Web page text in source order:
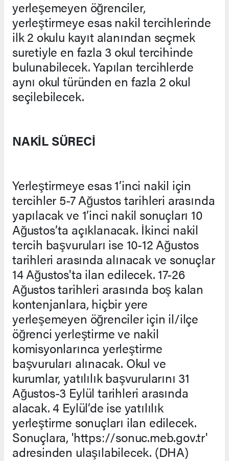
yerleşemeyen öğrenciler,
yerleştirmeye esas nakil tercihlerinde
ilk 2 okulu kayıt alanından seçmek
suretiyle en fazla 3 okul tercihinde
bulunabilecek. Yapılan tercihlerde
aynı okul türünden en fazla 2 okul
seçilebilecek.
NAKİL SÜRECİ
Yerleştirmeye esas 1’inci nakil için
tercihler 5-7 Ağustos tarihleri arasında
yapılacak ve 1’inci nakil sonuçları 10
Ağustos’ta açıklanacak. İkinci nakil
tercih başvuruları ise 10-12 Ağustos
tarihleri arasında alınacak ve sonuçlar
14 Ağustos'ta ilan edilecek. 17-26
Ağustos tarihleri arasında boş kalan
kontenjanlara, hiçbir yere
yerleşemeyen öğrenciler için il/ilçe
öğrenci yerleştirme ve nakil
komisyonlarınca yerleştirme
başvuruları alınacak. Okul ve
kurumlar, yatılılık başvurularını 31
Ağustos-3 Eylül tarihleri arasında
alacak. 4 Eylül’de ise yatılılık
yerleştirme sonuçları ilan edilecek.
Sonuçlara, 'https://sonuc.meb.gov.tr'
adresinden ulaşılabilecek. (DHA)